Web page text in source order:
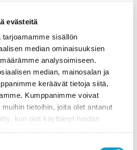
evästeitä
sisällön
median ominaisuuksien
analysoimiseen.
median, mainosalan ja
keräävät tietoja siitä,
Kumppanimme voivat
tietoihin, joita olet antanut
kun olet käyttänyt heidän
Etlan Suhdanne-ennustetta.
tärkeimmät talousluvut sekä
talouden tilan ja
Yhdeksän kertaa vuodessa
saa nopeasti tiedon Suomen
tiiviit arviot mm. kansainvälisestä
Suomen
toimialoittain. Mukana
suomalaisten